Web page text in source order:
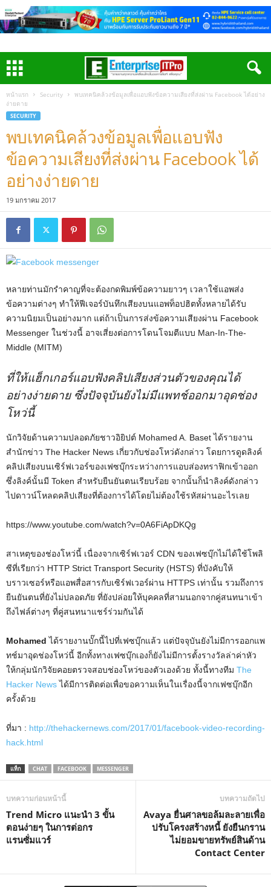
หน้าแรก Security
พบเทคนิคล้วงข้อมูลเพื่อแอบฟังข้อความเสียงที่ส่งผ่าน Facebook ได้อย่าง
ง่ายดาย
SECURITY
พบเทคนิคล้วงข้อมูลเพื่อแอบฟัง
ข้อความเสียงที่ส่งผ่าน Facebook ได้
อย่างง่ายดาย
19 มกราคม 2017
หลายท่านมักรำคาญที่จะต้องกดพิมพ์ข้อความยาวๆ เวลาใช้แอพส่ง
ข้อความต่างๆ ทำให้ฟีเจอร์บันทึกเสียงบนแอพท็อปฮิตทั้งหลายได้รับ
ความนิยมเป็นอย่างมาก แต่ถ้าเป็นการส่งข้อความเสียงผ่าน Facebook
Messenger ในช่วงนี้ อาจเสี่ยงต่อการโดนโจมตีแบบ Man-In-The-
Middle (MITM)
ที่ให้แฮ็กเกอร์แอบฟังคลิปเสียงส่วนตัวของคุณได้
อย่างง่ายดาย ซึ่งปัจจุบันยังไม่มีแพทช์ออกมาอุดช่อง
โหว่นี้
นักวิจัยด้านความปลอดภัยชาวอิยิปต์ Mohamed A. Baset ได้รายงาน
สำนักข่าว The Hacker News เกี่ยวกับช่องโหว่ดังกล่าว โดยการดูดลิงค์
คลิปเสียงบนเซิร์ฟเวอร์ของเฟซบุ๊กระหว่างการแอบส่องทราฟิกเข้าออก
ซึ่งลิงค์นั้นมี Token สำหรับยืนยันตนเรียบร้อย จากนั้นก็นำลิงค์ดังกล่าว
ไปดาวน์โหลดคลิปเสียงที่ต้องการได้โดยไม่ต้องใช้รหัสผ่านอะไรเลย
https://www.youtube.com/watch?v=0A6FiApDKQg
สาเหตุของช่องโหว่นี้ เนื่องจากเซิร์ฟเวอร์ CDN ของเฟซบุ๊กไม่ได้ใช้โพลิ
ซีที่เรียกว่า HTTP Strict Transport Security (HSTS) ที่บังคับให้
บราวเซอร์หรือแอพสื่อสารกับเซิร์ฟเวอร์ผ่าน HTTPS เท่านั้น รวมถึงการ
ยืนยันตนที่ยังไม่ปลอดภัย ที่ยังปล่อยให้บุคคลที่สามนอกจากคู่สนทนาเข้า
ถึงไฟล์ต่างๆ ที่คู่สนทนาแชร์ร่วมกันได้
Mohamed ได้รายงานบั๊กนี้ไปที่เฟซบุ๊กแล้ว แต่ปัจจุบันยังไม่มีการออกแพ
ทช์มาอุดช่องโหว่นี้ อีกทั้งทางเฟซบุ๊กเองก็ยังไม่มีการตั้งรางวัลล่าค่าหัว
ให้กลุ่มนักวิจัยคอยตรวจสอบช่องโหว่ของตัวเองด้วย ทั้งนี้ทางทีม The
Hacker Newsได้มีการติดต่อเพื่อขอความเห็นในเรื่องนี้จากเฟซบุ๊กอีก
ครั้งด้วย
ที่มา : http://thehackernews.com/2017/01/facebook-video-recording-
hack.html
แท็ก CHAT FACEBOOK MESSENGER
บทความก่อนหน้านี้
Trend Micro แนะนำ 3 ขั้น
ตอนง่ายๆ ในการต่อกร
แรนซั่มแวร์
บทความถัดไป
Avaya ยื่นศาลขอล้มละลายเพื่อ
ปรับโครงสร้างหนี้ ยังยืนกราน
ไม่ยอมขายทรัพย์สินด้าน
Contact Center